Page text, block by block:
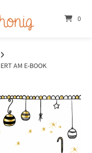
0
AM E-BOOK